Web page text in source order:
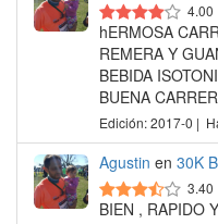
4.00
hERMOSA
REMERA Y
BEBIDA
BUENA
Edición: 2017-0 |
Agustin en 30K
3.40
BIEN , RAPIDO